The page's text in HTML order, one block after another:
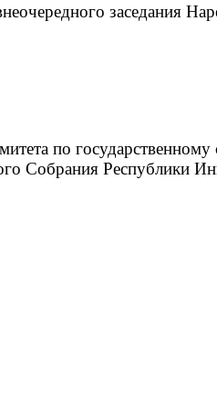
заседания
по государственному
Собрания Республики